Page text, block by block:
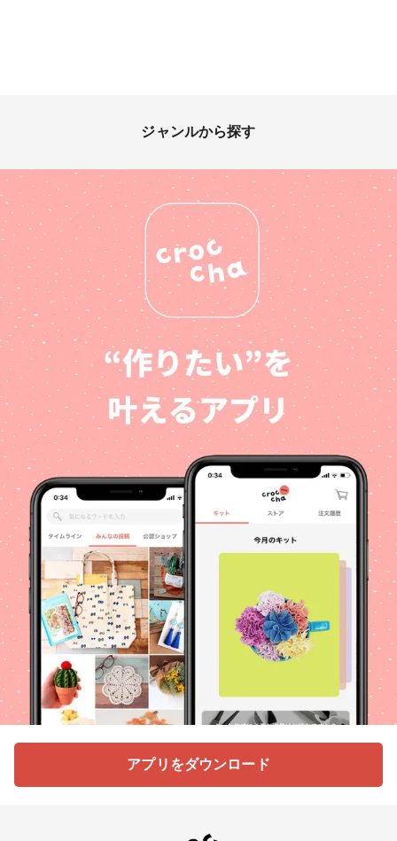
ジャンルから探す
アプリをダウンロード